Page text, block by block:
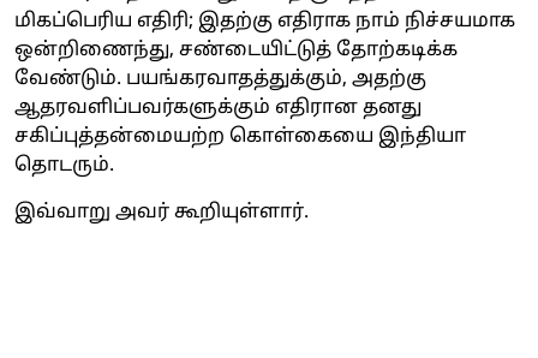
மிகப்பெரிய எதிரி; இதற்கு எதிராக நாம் நிச்சயமாக
ஒன்றிணைந்து, சண்டையிட்டுத் தோற்கடிக்க
வேண்டும். பயங்கரவாதத்துக்கும், அதற்கு
ஆதரவளிப்பவர்களுக்கும் எதிரான தனது
சகிப்புத்தன்மையற்ற கொள்கையை இந்தியா
தொடரும்.
இவ்வாறு அவர் கூறியுள்ளார்.